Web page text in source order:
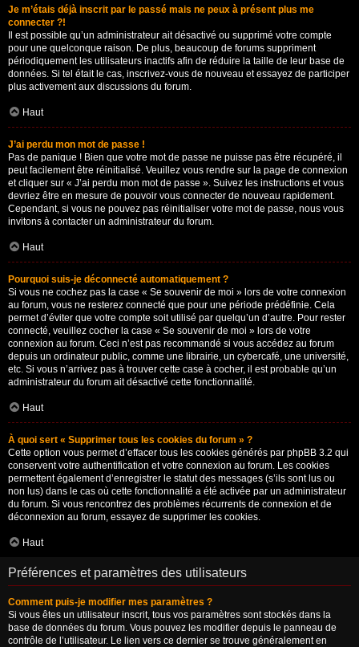
Je m’étais déjà inscrit par le passé mais ne peux à présent plus me
connecter ?!
Il est possible qu’un administrateur ait désactivé ou supprimé votre compte
pour une quelconque raison. De plus, beaucoup de forums suppriment
périodiquement les utilisateurs inactifs afin de réduire la taille de leur base de
données. Si tel était le cas, inscrivez-vous de nouveau et essayez de participer
plus activement aux discussions du forum.
Haut
J’ai perdu mon mot de passe !
Pas de panique ! Bien que votre mot de passe ne puisse pas être récupéré, il
peut facilement être réinitialisé. Veuillez vous rendre sur la page de connexion
et cliquer sur « J’ai perdu mon mot de passe ». Suivez les instructions et vous
devriez être en mesure de pouvoir vous connecter de nouveau rapidement.
Cependant, si vous ne pouvez pas réinitialiser votre mot de passe, nous vous
invitons à contacter un administrateur du forum.
Haut
Pourquoi suis-je déconnecté automatiquement ?
Si vous ne cochez pas la case « Se souvenir de moi » lors de votre connexion
au forum, vous ne resterez connecté que pour une période prédéfinie. Cela
permet d’éviter que votre compte soit utilisé par quelqu’un d’autre. Pour rester
connecté, veuillez cocher la case « Se souvenir de moi » lors de votre
connexion au forum. Ceci n’est pas recommandé si vous accédez au forum
depuis un ordinateur public, comme une librairie, un cybercafé, une université,
etc. Si vous n’arrivez pas à trouver cette case à cocher, il est probable qu’un
administrateur du forum ait désactivé cette fonctionnalité.
Haut
À quoi sert « Supprimer tous les cookies du forum » ?
Cette option vous permet d’effacer tous les cookies générés par phpBB 3.2 qui
conservent votre authentification et votre connexion au forum. Les cookies
permettent également d’enregistrer le statut des messages (s’ils sont lus ou
non lus) dans le cas où cette fonctionnalité a été activée par un administrateur
du forum. Si vous rencontrez des problèmes récurrents de connexion et de
déconnexion au forum, essayez de supprimer les cookies.
Haut
Préférences et paramètres des utilisateurs
Comment puis-je modifier mes paramètres ?
Si vous êtes un utilisateur inscrit, tous vos paramètres sont stockés dans la
base de données du forum. Vous pouvez les modifier depuis le panneau de
contrôle de l’utilisateur. Le lien vers ce dernier se trouve généralement en